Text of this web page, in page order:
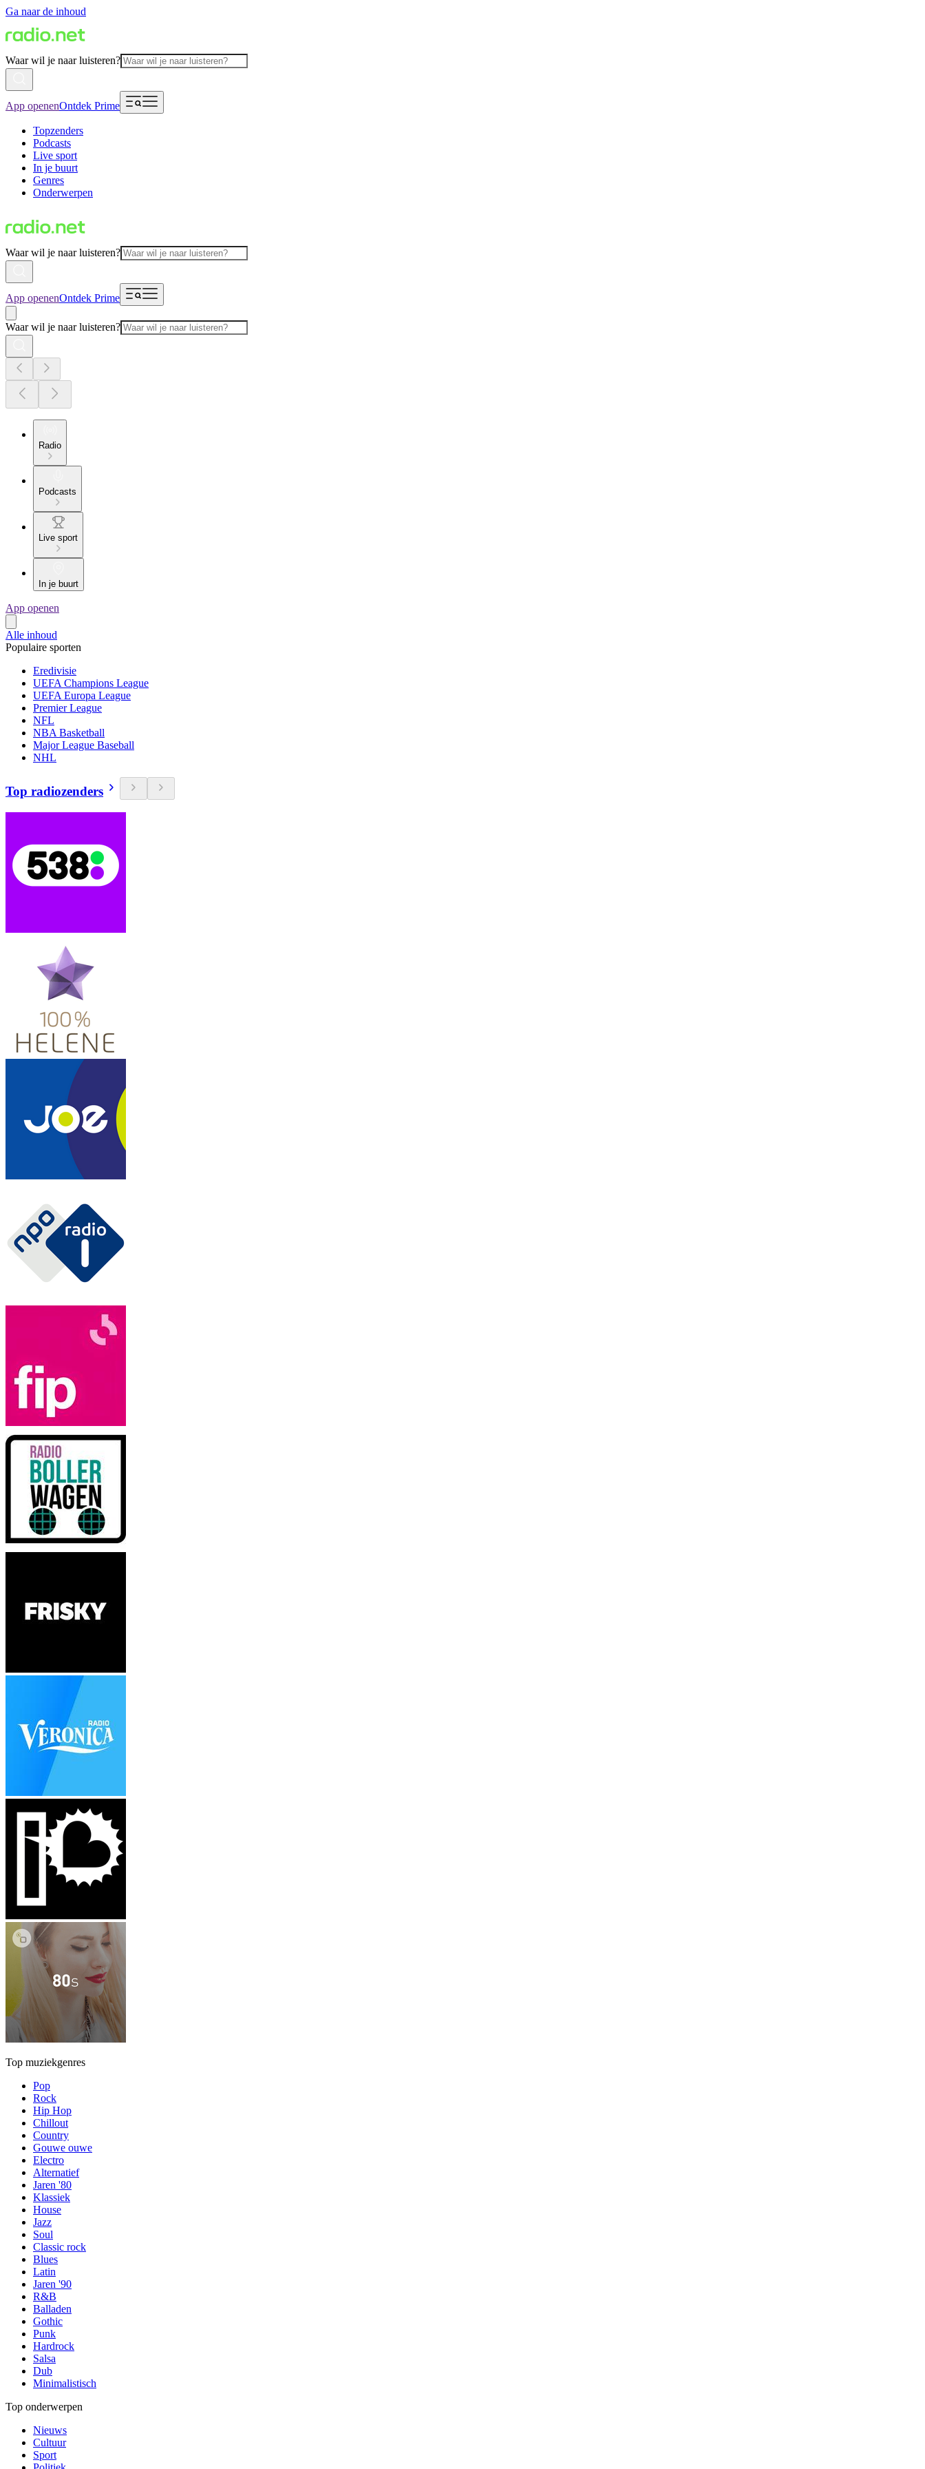
Ga naar de inhoud
Waar wil je naar luisteren?
App openenOntdek Prime
Topzenders
Podcasts
Live sport
In je buurt
Genres
Onderwerpen
Waar wil je naar luisteren?
App openenOntdek Prime
Waar wil je naar luisteren?
Radio
Podcasts
Live sport
In je buurt
App openen
Alle inhoud
Populaire sporten
Eredivisie
UEFA Champions League
UEFA Europa League
Premier League
NFL
NBA Basketball
Major League Baseball
NHL
Top radiozenders
Top muziekgenres
Pop
Rock
Hip Hop
Chillout
Country
Gouwe ouwe
Electro
Alternatief
Jaren '80
Klassiek
House
Jazz
Soul
Classic rock
Blues
Latin
Jaren '90
R&B
Balladen
Gothic
Punk
Hardrock
Salsa
Dub
Minimalistisch
Top onderwerpen
Nieuws
Cultuur
Sport